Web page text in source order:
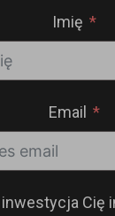
Imię
Email
inwestycja Cię